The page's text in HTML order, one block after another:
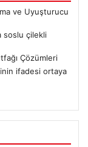
ve Uyuşturucu
soslu çilekli
Çözümleri
ifadesi ortaya